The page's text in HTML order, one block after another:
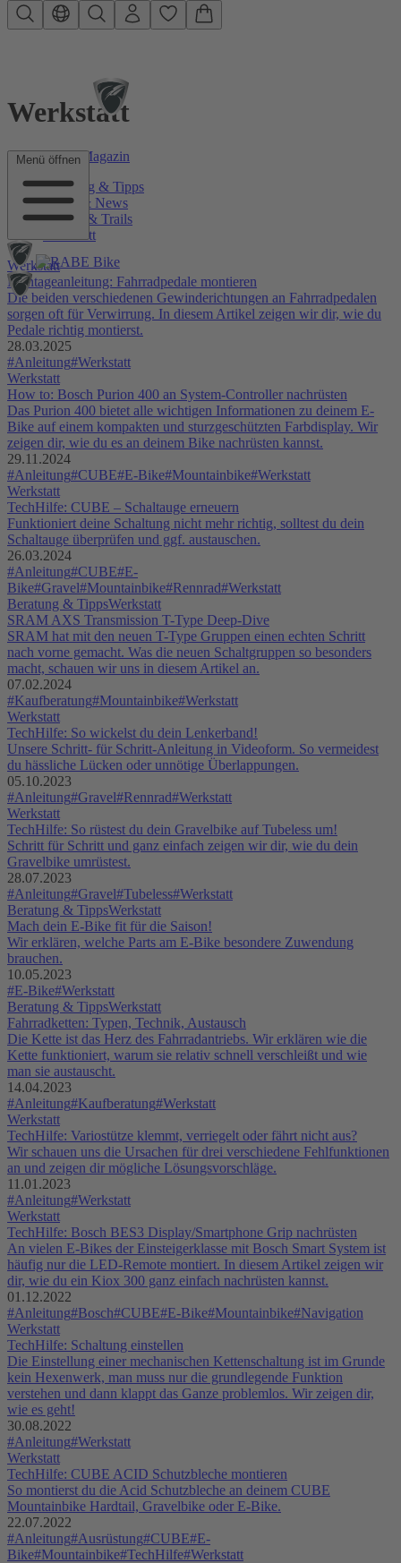
Zum Hauptinhalt springen
Menü öffnen
Werkstatt
RABE Bike Magazin
Beratung & Tipps
Szene & News
Touren & Trails
Werkstatt
Werkstatt
Montageanleitung: Fahrradpedale montieren
Die beiden verschiedenen Gewinderichtungen an Fahrradpedalen
sorgen oft für Verwirrung. In diesem Artikel zeigen wir dir, wie du
Pedale richtig montierst.
28.03.2025
#Anleitung#Werkstatt
Werkstatt
How to: Bosch Purion 400 an System-Controller nachrüsten
Das Purion 400 bietet alle wichtigen Informationen zu deinem E-
Bike auf einem kompakten und sturzgeschützten Farbdisplay. Wir
zeigen dir, wie du es an deinem Bike nachrüsten kannst.
29.11.2024
#Anleitung#CUBE#E-Bike#Mountainbike#Werkstatt
Werkstatt
TechHilfe: CUBE – Schaltauge erneuern
Funktioniert deine Schaltung nicht mehr richtig, solltest du dein
Schaltauge überprüfen und ggf. austauschen.
26.03.2024
#Anleitung#CUBE#E-
Bike#Gravel#Mountainbike#Rennrad#Werkstatt
Beratung & TippsWerkstatt
SRAM AXS Transmission T-Type Deep-Dive
SRAM hat mit den neuen T-Type Gruppen einen echten Schritt
nach vorne gemacht. Was die neuen Schaltgruppen so besonders
macht, schauen wir uns in diesem Artikel an.
07.02.2024
#Kaufberatung#Mountainbike#Werkstatt
Werkstatt
TechHilfe: So wickelst du dein Lenkerband!
Unsere Schritt- für Schritt-Anleitung in Videoform. So vermeidest
du hässliche Lücken oder unnötige Überlappungen.
05.10.2023
#Anleitung#Gravel#Rennrad#Werkstatt
Werkstatt
TechHilfe: So rüstest du dein Gravelbike auf Tubeless um!
Schritt für Schritt und ganz einfach zeigen wir dir, wie du dein
Gravelbike umrüstest.
28.07.2023
#Anleitung#Gravel#Tubeless#Werkstatt
Beratung & TippsWerkstatt
Mach dein E-Bike fit für die Saison!
Wir erklären, welche Parts am E-Bike besondere Zuwendung
brauchen.
10.05.2023
#E-Bike#Werkstatt
Beratung & TippsWerkstatt
Fahrradketten: Typen, Technik, Austausch
Die Kette ist das Herz des Fahrradantriebs. Wir erklären wie die
Kette funktioniert, warum sie relativ schnell verschleißt und wie
man sie austauscht.
14.04.2023
#Anleitung#Kaufberatung#Werkstatt
Werkstatt
TechHilfe: Variostütze klemmt, verriegelt oder fährt nicht aus?
Wir schauen uns die Ursachen für drei verschiedene Fehlfunktionen
an und zeigen dir mögliche Lösungsvorschläge.
11.01.2023
#Anleitung#Werkstatt
Werkstatt
TechHilfe: Bosch BES3 Display/Smartphone Grip nachrüsten
An vielen E-Bikes der Einsteigerklasse mit Bosch Smart System ist
häufig nur die LED-Remote montiert. In diesem Artikel zeigen wir
dir, wie du ein Kiox 300 ganz einfach nachrüsten kannst.
01.12.2022
#Anleitung#Bosch#CUBE#E-Bike#Mountainbike#Navigation
Werkstatt
TechHilfe: Schaltung einstellen
Die Einstellung einer mechanischen Kettenschaltung ist im Grunde
kein Hexenwerk, man muss nur die grundlegende Funktion
verstehen und dann klappt das Ganze problemlos. Wir zeigen dir,
wie es geht!
30.08.2022
#Anleitung#Werkstatt
Werkstatt
TechHilfe: CUBE ACID Schutzbleche montieren
So montierst du die Acid Schutzbleche an deinem CUBE
Mountainbike Hardtail, Gravelbike oder E-Bike.
22.07.2022
#Anleitung#Ausrüstung#CUBE#E-
Bike#Mountainbike#TechHilfe#Werkstatt